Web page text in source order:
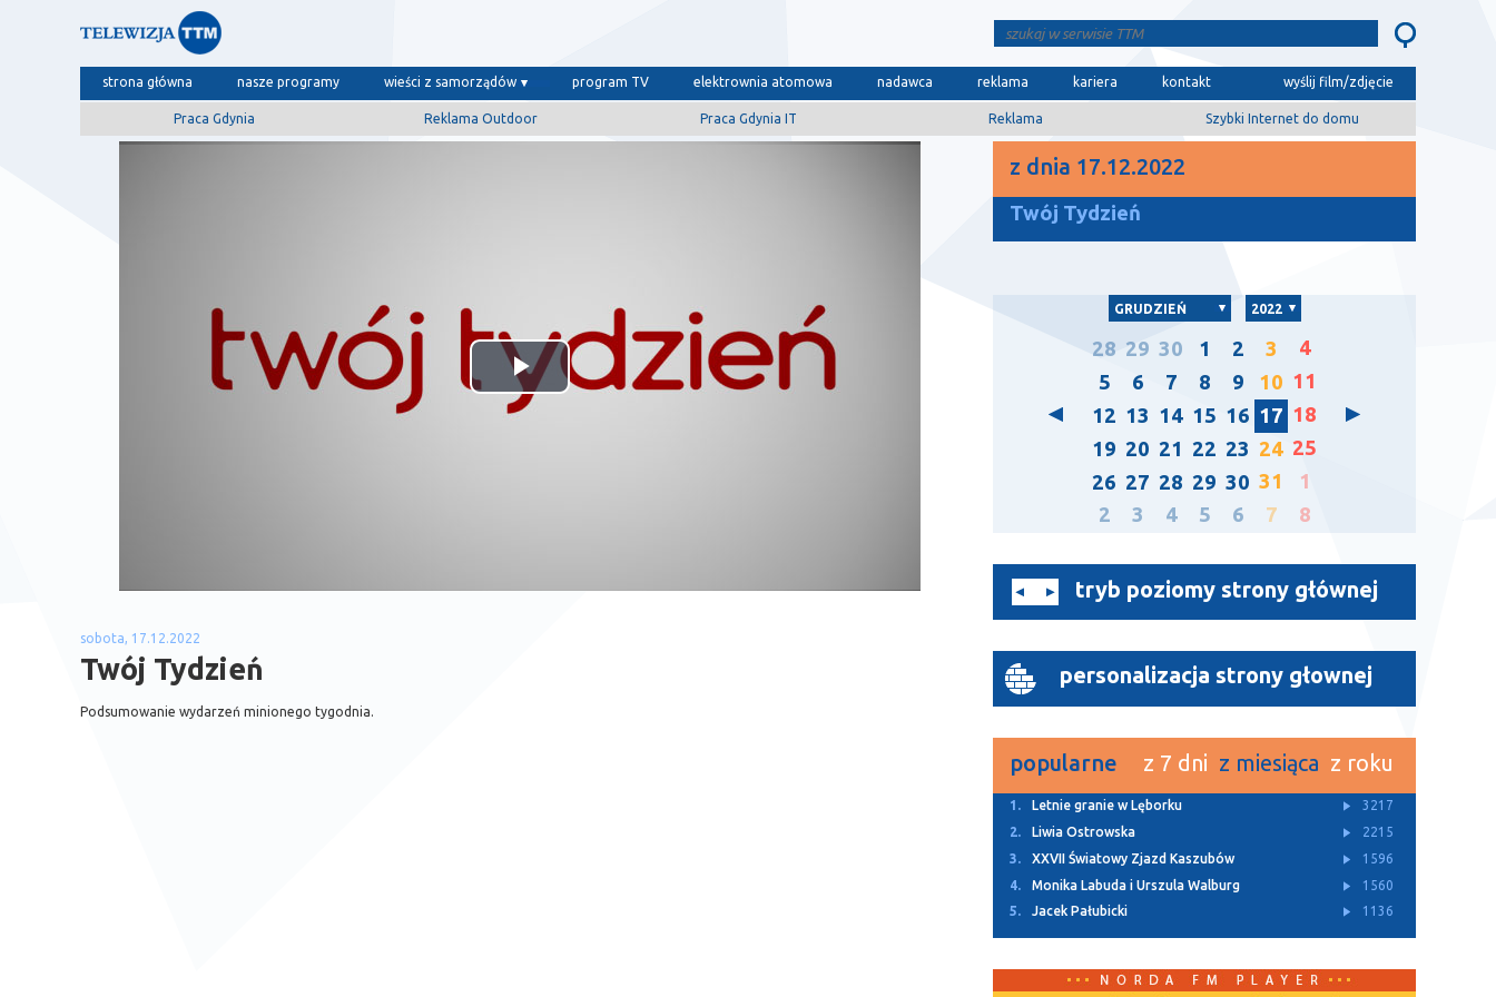
strona główna nasze programy wieści z samorządów program TV elektrownia atomowa nadawca reklama kariera kontakt wyślij film/zdjęcie
Praca Gdynia Reklama Outdoor Praca Gdynia IT Reklama Szybki Internet do domu
Odtwórz
sobota, 17.12.2022
Twój Tydzień
Podsumowanie wydarzeń minionego tygodnia.
z dnia 17.12.2022
Twój Tydzień
GRUDZIEŃ 2022
28 29 30 1 2 3
4
5
6 7 8 9 10 11
12 13 14 15 16 17 18
19 20 21 22 23 24 25
26 27 28 29 30 31
1
2
3 4 5 6 7 8
tryb poziomy strony głównej
personalizacja strony głownej
popularne z 7 dni z miesiąca z roku
1. Letnie granie w Lęborku
3217
2.
Liwia Ostrowska
2215
3.
XXVII Światowy Zjazd Kaszubów
1596
4.
Monika Labuda i Urszula Walburg
1560
5.
Jacek Pałubicki 1136